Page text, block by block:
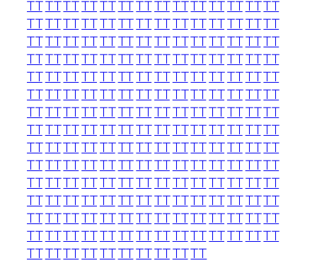
TTTTTTTTTTTTTTTTTTTTTTTTTTTT
TTTTTTTTTTTTTTTTTTTTTTTTTTTT
TTTTTTTTTTTTTTTTTTTTTTTTTTTT
TTTTTTTTTTTTTTTTTTTTTTTTTTTT
TTTTTTTTTTTTTTTTTTTTTTTTTTTT
TTTTTTTTTTTTTTTTTTTTTTTTTTTT
TTTTTTTTTTTTTTTTTTTTTTTTTTTT
TTTTTTTTTTTTTTTTTTTTTTTTTTTT
TTTTTTTTTTTTTTTTTTTTTTTTTTTT
TTTTTTTTTTTTTTTTTTTTTTTTTTTT
TTTTTTTTTTTTTTTTTTTTTTTTTTTT
TTTTTTTTTTTTTTTTTTTTTTTTTTTT
TTTTTTTTTTTTTTTTTTTTTTTTTTTT
TTTTTTTTTTTTTTTTTTTTTTTTTTTT
TTTTTTTTTTTTTTTTTTTT